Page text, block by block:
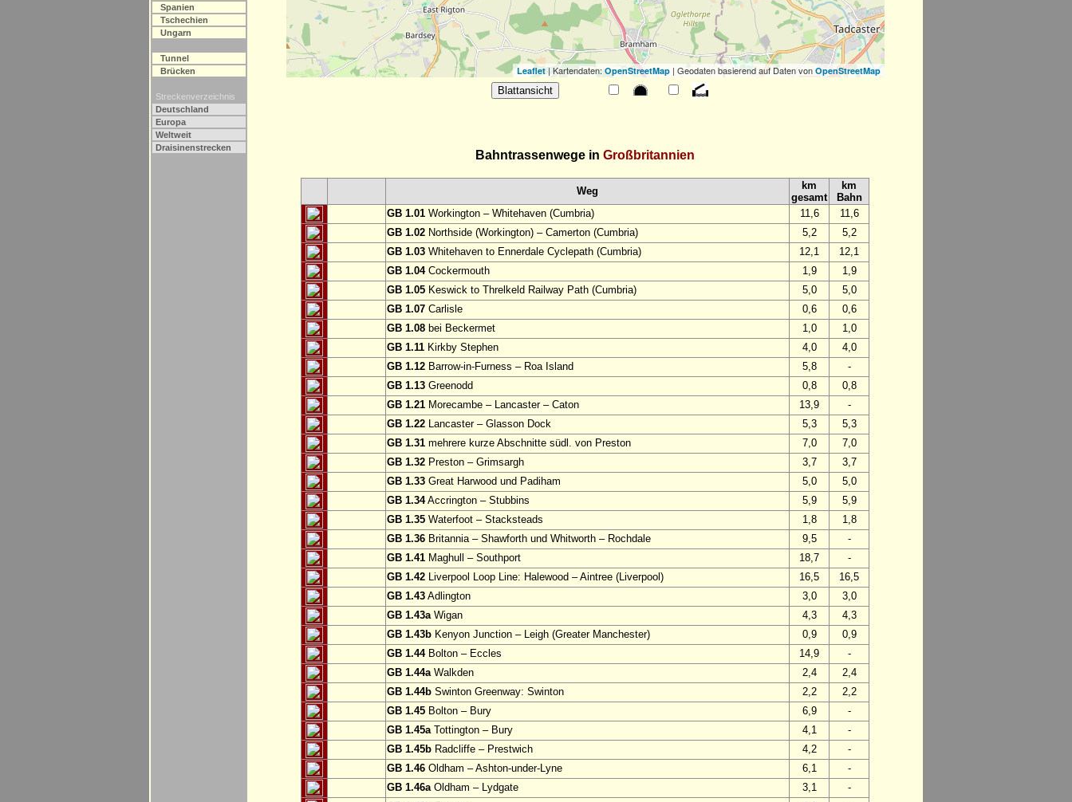
Spanien
Tschechien
Ungarn
Tunnel
Brücken
Streckenverzeichnis
Deutschland
Europa
Weltweit
Draisinenstrecken
Leaflet| Kartendaten: OpenStreetMap| Geodaten basierend auf Daten von OpenStreetMap
Bahntrassenwege in Großbritannien
Weg
km
gesamt
km
Bahn
GB 1.01 Workington – Whitehaven (Cumbria) 11,6
11,6
GB 1.02 Northside (Workington) – Camerton (Cumbria) 5,2
5,2
GB 1.03 Whitehaven to Ennerdale Cyclepath (Cumbria) 12,1
12,1
GB 1.04Cockermouth 1,9
1,9
GB 1.05 Keswick to Threlkeld Railway Path (Cumbria) 5,0
5,0
GB 1.07 Carlisle 0,6
0,6
GB 1.08 bei Beckermet 1,0
1,0
GB 1.11 Kirkby Stephen 4,0
4,0
GB 1.12 Barrow-in-Furness – Roa Island 5,8
-
GB 1.13 Greenodd 0,8
0,8
GB 1.21 Morecambe – Lancaster – Caton 13,9
-
GB 1.22 Lancaster – Glasson Dock 5,3
5,3
GB 1.31 mehrere kurze Abschnitte südl. von Preston 7,0
7,0
GB 1.32 Preston – Grimsargh 3,7
3,7
GB 1.33 Great Harwood und Padiham 5,0
5,0
GB 1.34Accrington – Stubbins 5,9
5,9
GB 1.35 Waterfoot – Stacksteads 1,8
1,8
GB 1.36 Britannia – Shawforth und Whitworth – Rochdale 9,5
-
GB 1.41 Maghull – Southport 18,7
-
GB 1.42 Liverpool Loop Line: Halewood – Aintree (Liverpool) 16,5
16,5
GB 1.43 Adlington 3,0
3,0
GB 1.43aWigan 4,3
4,3
GB 1.43b Kenyon Junction – Leigh (Greater Manchester) 0,9
0,9
GB 1.44Bolton – Eccles 14,9
-
GB 1.44aWalkden 2,4
2,4
GB 1.44b Swinton Greenway: Swinton 2,2
2,2
GB 1.45 Bolton – Bury 6,9
-
GB 1.45aTottington – Bury 4,1
-
GB 1.45b Radcliffe – Prestwich 4,2
-
GB 1.46 Oldham – Ashton-under-Lyne 6,1
-
GB 1.46aOldham – Lydgate 3,1
-